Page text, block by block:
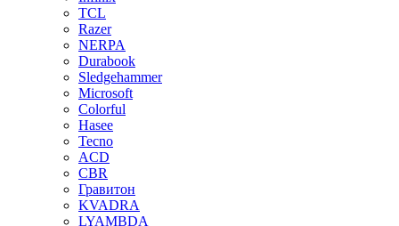
TCL
Razer
NERPA
Durabook
Sledgehammer
Microsoft
Colorful
Hasee
Tecno
ACD
CBR
Гравитон
KVADRA
LYAMBDA